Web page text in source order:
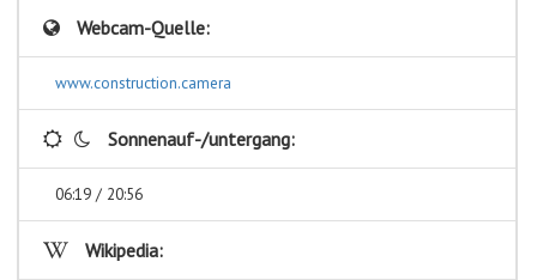
Webcam-Quelle:
www.construction.camera
Sonnenauf-/untergang:
06:19 / 20:56
Wikipedia: